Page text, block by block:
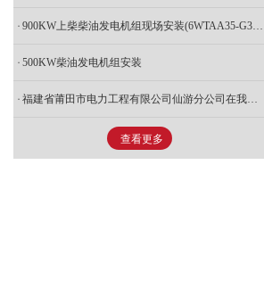
- 沃尔沃发电机组
- 移动灯塔式发电机组
- 钦柴发电机组
- 燃气发电机组
- 东方红发电机组
- 扬动发电机组
- 无锡动力发电机组
- 上海凯普柴油发电机组
900KW上柴柴油发电机组现场安装(6WTAA35-G310)
500KW柴油发电机组安装
福建省莆田市电力工程有限公司仙游分公司在我司采购700KW鑫固泰 柴油发电机组，柴油机无锡动力，发电机斯坦福
查看更多